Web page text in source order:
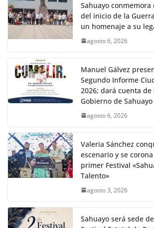
Sahuayo
del inicio de la
un homenaje a su
agosto 6, 2026
Manuel Gálvez
Segundo Informe
2026; dará cuenta de
Gobierno de Sahuayo
agosto 6, 2026
Valeria Sánchez
escenario y se
primer Festival
Talento»
agosto 3, 2026
Sahuayo será sede